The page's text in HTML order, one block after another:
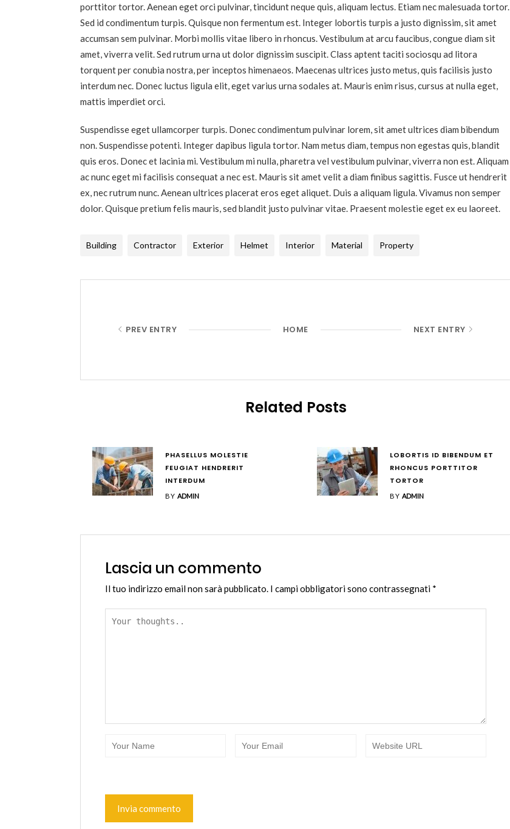
porttitor tortor. Aenean eget orci pulvinar, tincidunt neque quis, aliquam lectus. Etiam nec malesuada tortor.
Sed id condimentum turpis. Quisque non fermentum est. Integer lobortis turpis a justo dignissim, sit amet
accumsan sem pulvinar. Morbi mollis vitae libero in rhoncus. Vestibulum at arcu faucibus, congue diam sit
amet, viverra velit. Sed rutrum urna ut dolor dignissim suscipit. Class aptent taciti sociosqu ad litora
torquent per conubia nostra, per inceptos himenaeos. Maecenas ultrices justo metus, quis facilisis justo
interdum nec. Donec luctus ligula elit, eget varius urna sodales at. Mauris enim risus, cursus at nulla eget,
mattis imperdiet orci.
Suspendisse eget ullamcorper turpis. Donec condimentum pulvinar lorem, sit amet ultrices diam bibendum
non. Suspendisse potenti. Integer dapibus ligula tortor. Nam metus diam, tempus non egestas quis, blandit
quis eros. Donec et lacinia mi. Vestibulum mi nulla, pharetra vel vestibulum pulvinar, viverra non est. Aliquam
ac nunc eget mi facilisis consequat a nec est. Mauris sit amet velit a diam finibus sagittis. Fusce ut hendrerit
ex, nec rutrum nunc. Aenean ultrices placerat eros eget aliquet. Duis a aliquam ligula. Vivamus non semper
dolor. Quisque pretium felis mauris, sed blandit justo pulvinar vitae. Praesent molestie eget ex eu laoreet.
Building Contractor Exterior Helmet Interior Material Property
PREV ENTRY HOME NEXT ENTRY
Related Posts
PHASELLUS MOLESTIE
FEUGIAT HENDRERIT
INTERDUM
BY ADMIN
LOBORTIS ID BIBENDUM ET
RHONCUS PORTTITOR
TORTOR
BY ADMIN
Lascia un commento
Il tuo indirizzo email non sarà pubblicato. I campi obbligatori sono contrassegnati *